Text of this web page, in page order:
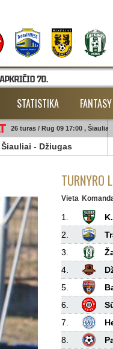
STATISTIKA
26 turas / Rug 09 17:00 , Šiauliai
Šiauliai - Džiugas
TURNYRO
Vieta
1.
2.
3.
4.
5.
6.
7.
8.